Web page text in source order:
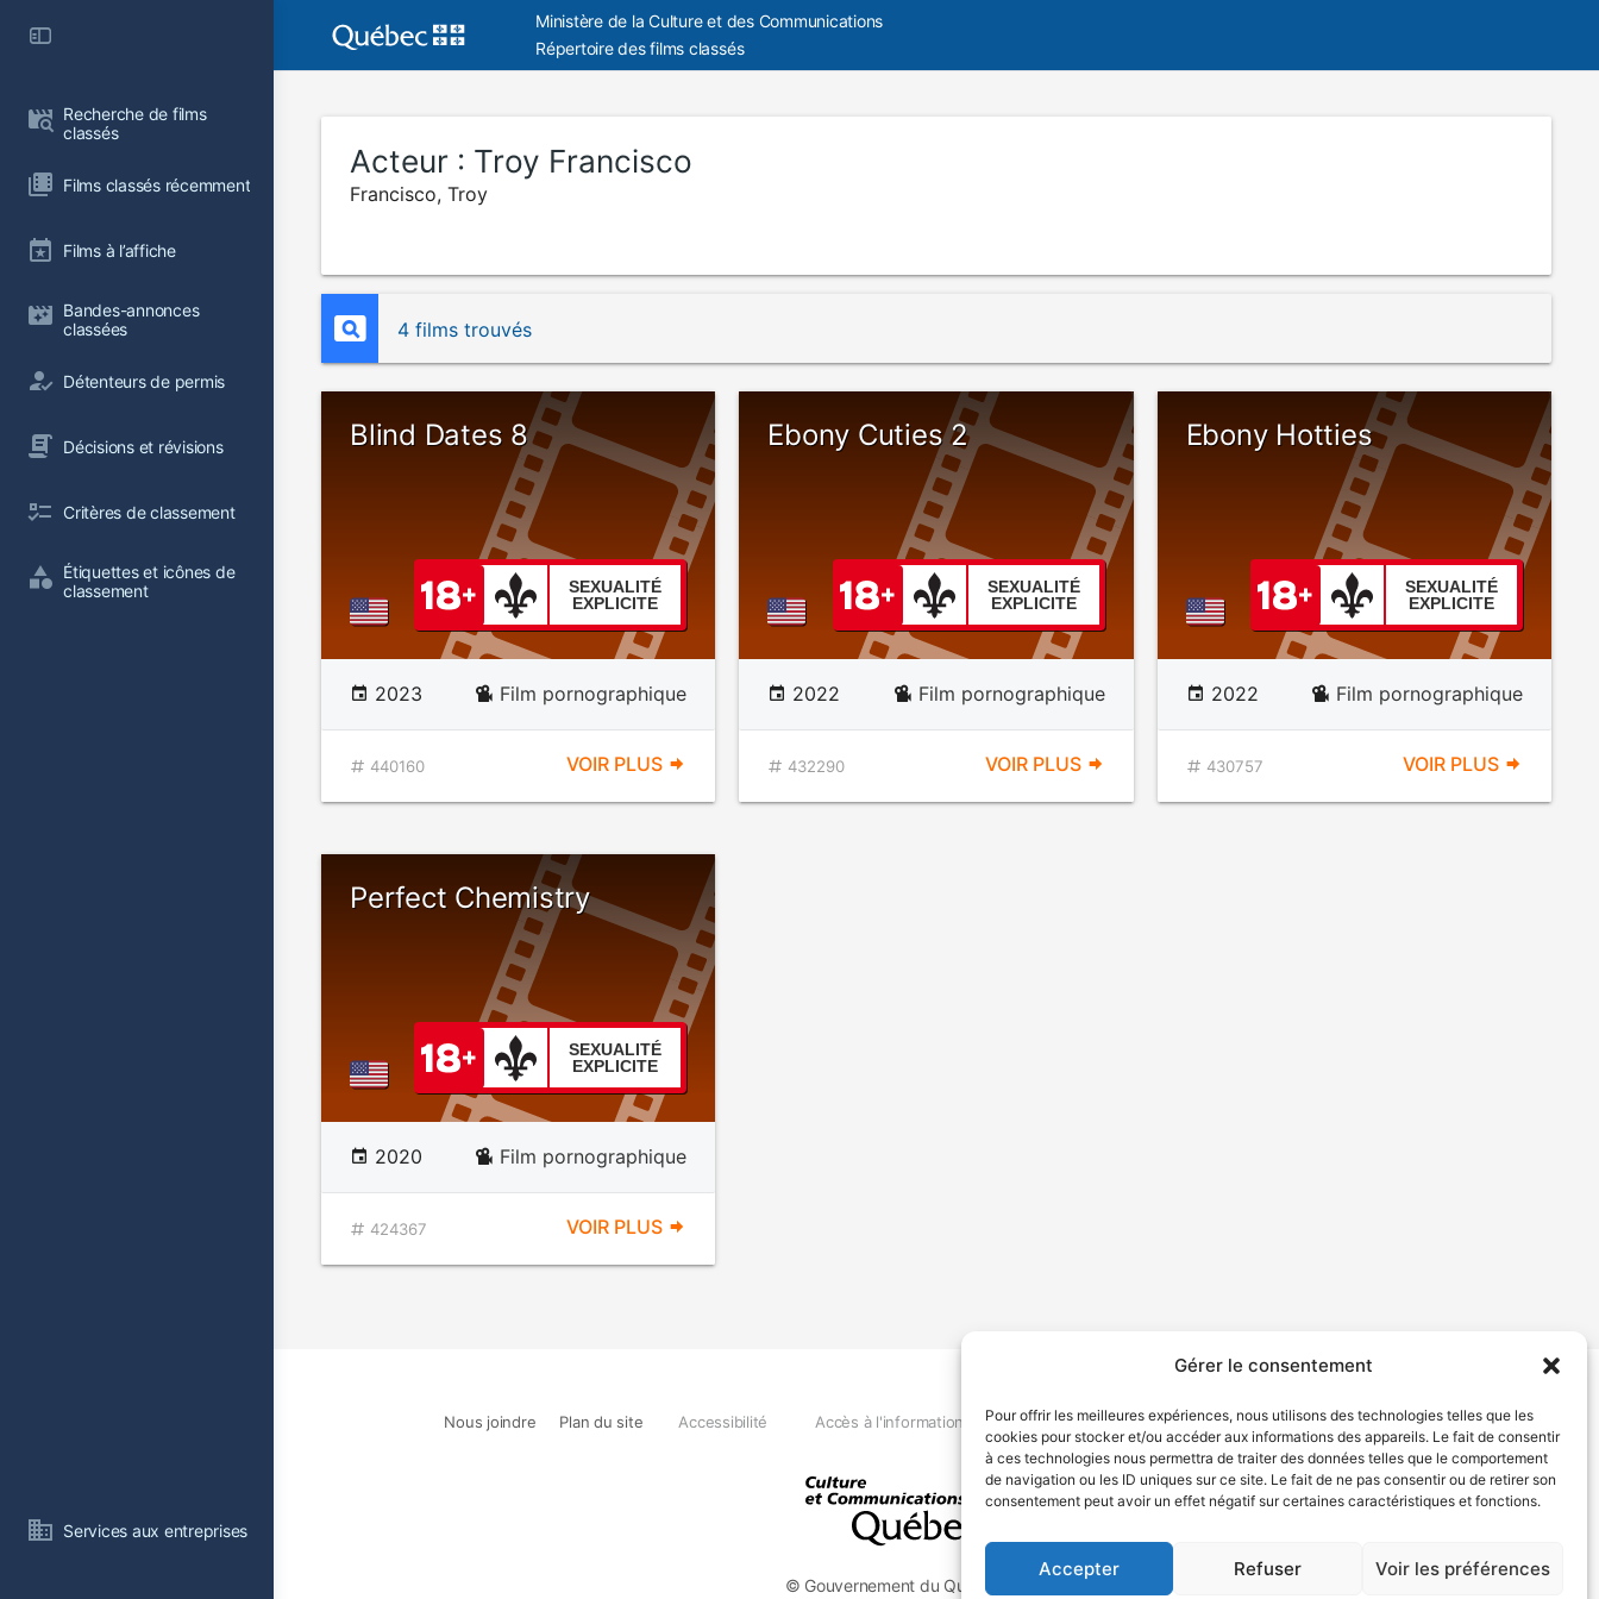
Gérer le consentement
Pour offrir les meilleures expériences, nous utilisons des technologies telles que les
cookies pour stocker et/ou accéder aux informations des appareils. Le fait de consentir
à ces technologies nous permettra de traiter des données telles que le comportement
de navigation ou les ID uniques sur ce site. Le fait de ne pas consentir ou de retirer son
consentement peut avoir un effet négatif sur certaines caractéristiques et fonctions.
Accepter Refuser Voir les préférences
Recherche de films
classés
Films classés récemment
Films à l’affiche
Bandes-annonces
classées
Détenteurs de permis
Décisions et révisions
Critères de classement
Étiquettes et icônes de
classement
Services aux entreprises
Ministère de la Culture et des Communications
Répertoire des films classés
Acteur : Troy Francisco
Francisco, Troy
4 films trouvés
Blind Dates 8
SEXUALITÉ
EXPLICITE
2023 Film pornographique
440160 VOIR PLUS
Ebony Cuties 2
SEXUALITÉ
EXPLICITE
2022 Film pornographique
432290 VOIR PLUS
Ebony Hotties
SEXUALITÉ
EXPLICITE
2022 Film pornographique
430757 VOIR PLUS
Perfect Chemistry
SEXUALITÉ
EXPLICITE
2020 Film pornographique
424367 VOIR PLUS
© Gouvernement du Québec, 2026
Nous joindre Plan du site Accessibilité Accès à l'information Déclaration de services Politique de confidentialité